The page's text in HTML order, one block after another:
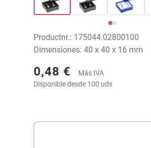
Productnr.: 175044.02800100
Dimensiones: 40 x 40 x 16 mm
0,48 €
Más IVA
Disponible desde 100 uds